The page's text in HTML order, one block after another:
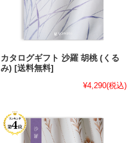
カタログギフト 沙羅 胡桃 (くる
み) [送料無料]
¥4,290(税込)